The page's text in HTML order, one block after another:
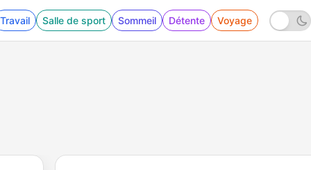
Travail Salle de sport Sommeil Détente Voyage